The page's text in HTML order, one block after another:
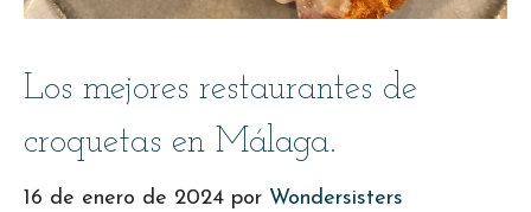
Los mejores restaurantes de
croquetas en Málaga.
16 de enero de 2024 por Wondersisters